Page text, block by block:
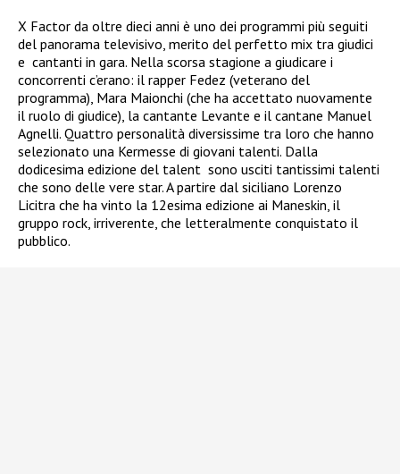
X Factor da oltre dieci anni è uno dei programmi più seguiti
del panorama televisivo, merito del perfetto mix tra giudici
e cantanti in gara. Nella scorsa stagione a giudicare i
concorrenti c’erano: il rapper Fedez (veterano del
programma), Mara Maionchi (che ha accettato nuovamente
il ruolo di giudice), la cantante Levante e il cantane Manuel
Agnelli. Quattro personalità diversissime tra loro che hanno
selezionato una Kermesse di giovani talenti. Dalla
dodicesima edizione del talent sono usciti tantissimi talenti
che sono delle vere star. A partire dal siciliano Lorenzo
Licitra che ha vinto la 12esima edizione ai Maneskin, il
gruppo rock, irriverente, che letteralmente conquistato il
pubblico.